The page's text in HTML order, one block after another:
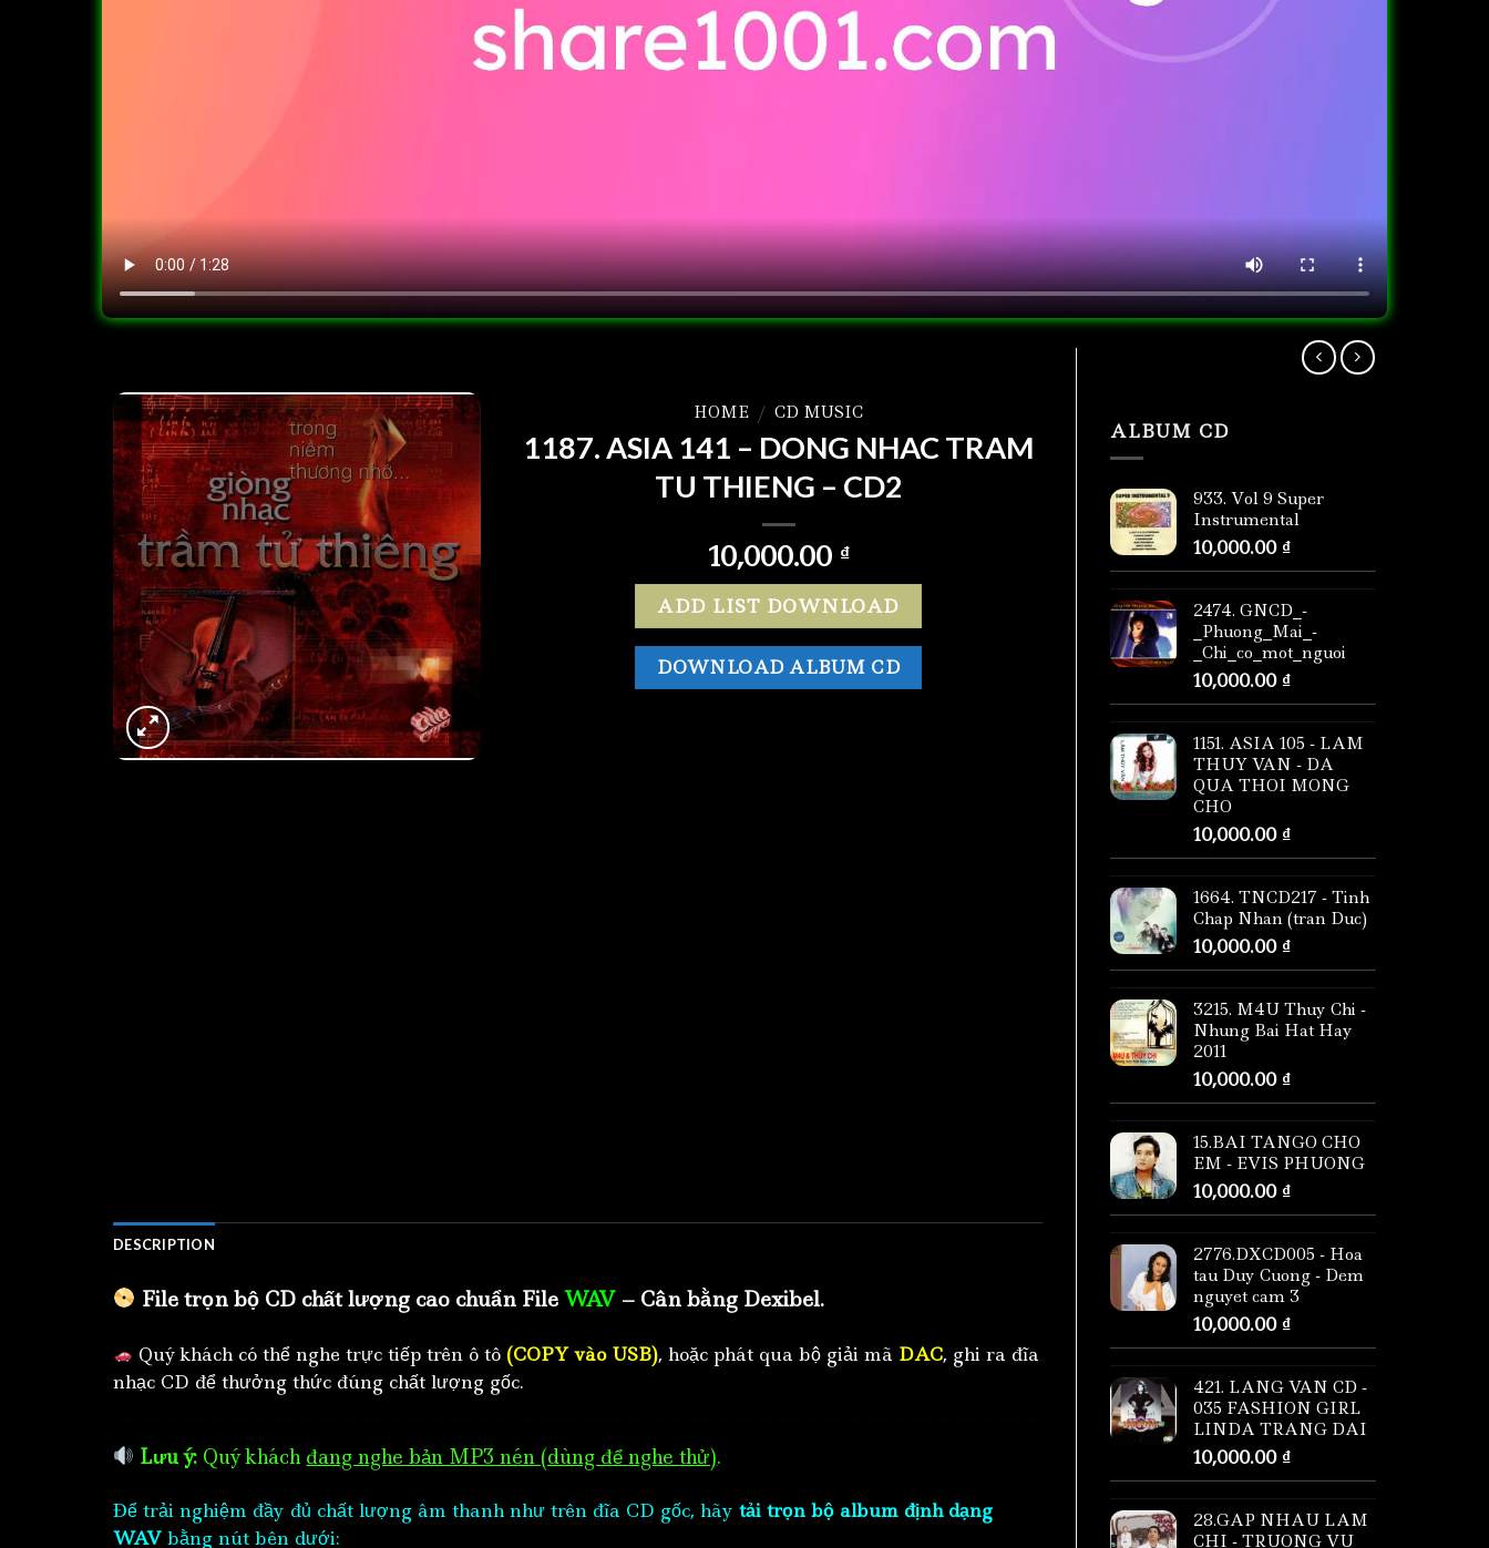
ALBUM CD
933. Vol 9 Super
Instrumental
10,000.00 ₫
2474. GNCD_-
_Phuong_Mai_-
_Chi_co_mot_nguoi
10,000.00 ₫
1151. ASIA 105 - LAM
THUY VAN - DA
QUA THOI MONG
CHO
10,000.00 ₫
1664. TNCD217 - Tinh
Chap Nhan (tran Duc)
10,000.00 ₫
3215. M4U Thuy Chi -
Nhung Bai Hat Hay
2011
10,000.00 ₫
15.BAI TANGO CHO
EM - EVIS PHUONG
10,000.00 ₫
2776.DXCD005 - Hoa
tau Duy Cuong - Dem
nguyet cam 3
10,000.00 ₫
421. LANG VAN CD -
035 FASHION GIRL
LINDA TRANG DAI
10,000.00 ₫
28.GAP NHAU LAM
CHI - TRUONG VU
HOME / CD MUSIC
1187. ASIA 141 – DONG NHAC TRAM
TU THIENG – CD2
10,000.00 ₫
ADD LIST DOWNLOAD
DOWNLOAD ALBUM CD
DESCRIPTION
File trọn bộ CD chất lượng cao chuẩn File WAV– Cân bằng Dexibel.
Quý khách có thể nghe trực tiếp trên ô tô (COPY vào USB), hoặc phát qua bộ giải mã DAC, ghi ra đĩa
nhạc CD để thưởng thức đúng chất lượng gốc.
Lưu ý: Quý khách đang nghe bản MP3 nén (dùng để nghe thử).
Để trải nghiệm đầy đủ chất lượng âm thanh như trên đĩa CD gốc, hãy tải trọn bộ album định dạng
WAV bằng nút bên dưới: